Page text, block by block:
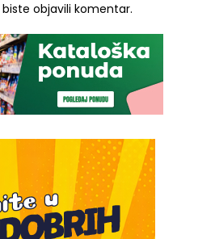
objavili komentar.